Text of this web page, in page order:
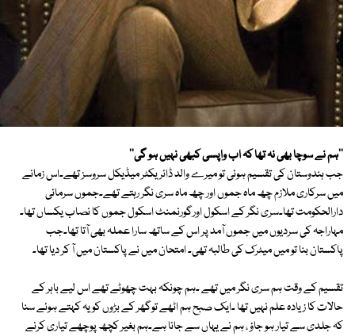
''ہم نے سوچا بھی نہ تھا کہ اب واپسی کبھی نہیں ہو گی''
جب ہندوستان کی تقسیم ہوئی تو میرے والد ڈائریکٹر میڈیکل سروسز تھے۔اس زمانے
میں سرکاری ملازم چھ ماہ جموں اور چھ ماہ سری نگر رہتے تھے۔جموں سرمائی
دارالحکومت تھا۔سری نگر کے اسکول اورگورنمنٹ اسکول جموں کا نصاب یکساں تھا۔
مہاراجہ کی سردیوں میں جموں آمد پر اس کے ساتھ سارا عملہ بھی آتا تھا۔جب
پاکستان بنا تو میں میٹرک کی طالبہ تھی۔ امتحان میں نے پاکستان میں آ کر دیا تھا۔
تقسیم کے وقت ہم سری نگر میں تھے ۔ہم چونکہ بہت چھوٹے تھے اس لیے باہر کے
حالات کا زیادہ علم نہیں تھا ۔ایک صبح ہم اٹھے توگھر کے بڑوں کو یہ کہتے ہوئے سنا
کہ جلدی سے تیار ہو جاؤ ، ہم نے یہاں سے جانا ہے۔ہم بغیر کچھ پوچھے تیاری کرنے